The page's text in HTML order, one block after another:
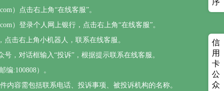
）点击右上角“在线客服”。
）登录个人网上银行，点击右上角“在线客服”。
击右上角小机器人，联系在线客服。
，对话框输入“投诉”，根据提示联系在线客服。
:100808）。
内容需包括联系电话、投诉事项、被投诉机构的名称。
序
信
用
卡
公
众